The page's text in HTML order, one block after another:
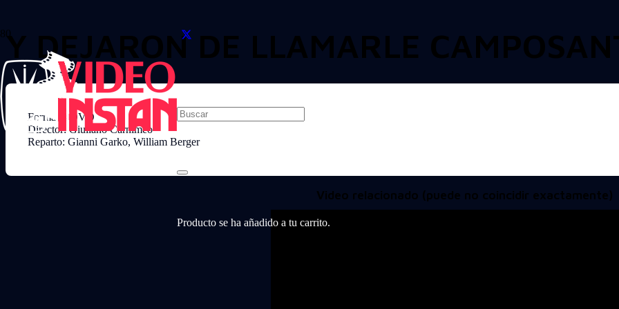
Producto se ha añadido a tu carrito.
Y DEJARON DE LLAMARLE
Formato: DVD
Director: Giuliano Carnimeo
Reparto: Gianni Garko, William Berger
Video relacionado (puede no coincidir exactamente)